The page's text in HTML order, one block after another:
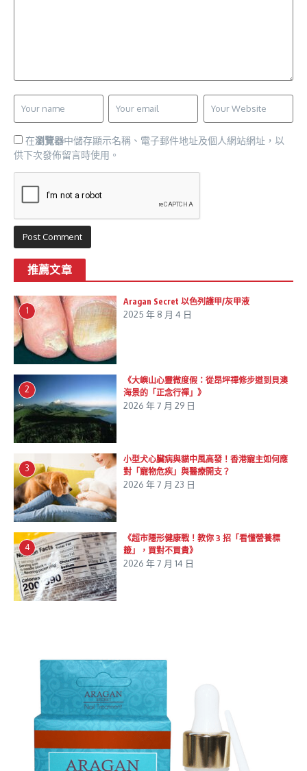
在瀏覽器中儲存顯示名稱、電子郵件地址及個人網站網址，以
供下次發佈留言時使用。
推薦文章
1
Aragan Secret 以色列護甲/灰甲液
2025 年 8 月 4 日
2
《大嶼山心靈微度假：從昂坪禪修步道到貝澳
海景的「正念行禪」》
2026 年 7 月 29 日
3
小型犬心臟病與貓中風高發！香港寵主如何應
對「寵物危疾」與醫療開支？
2026 年 7 月 23 日
4
《超市隱形健康戰！教你 3 招「看懂營養標
籤」，買對不買貴》
2026 年 7 月 14 日